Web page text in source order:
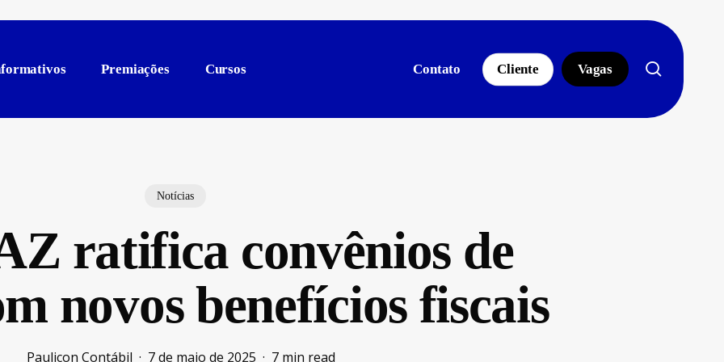
Premiações Cursos Contato Cliente Vagas
Notícias
ratifica convênios de
novos benefícios fiscais
Paulicon Contábil 7 de maio de 2025 7 min read